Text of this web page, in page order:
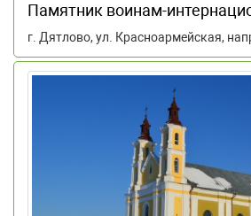
Памятник воинам-
г. Дятлово, ул. Красноармейская,